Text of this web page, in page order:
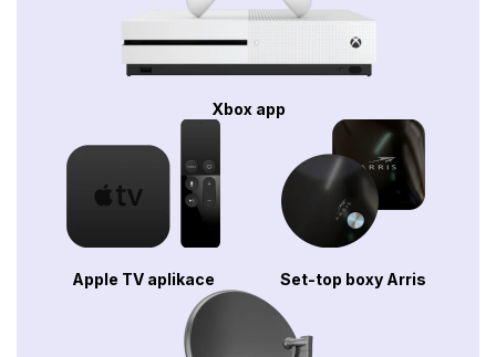
Xbox app
Apple TV aplikace Set-top boxy Arris